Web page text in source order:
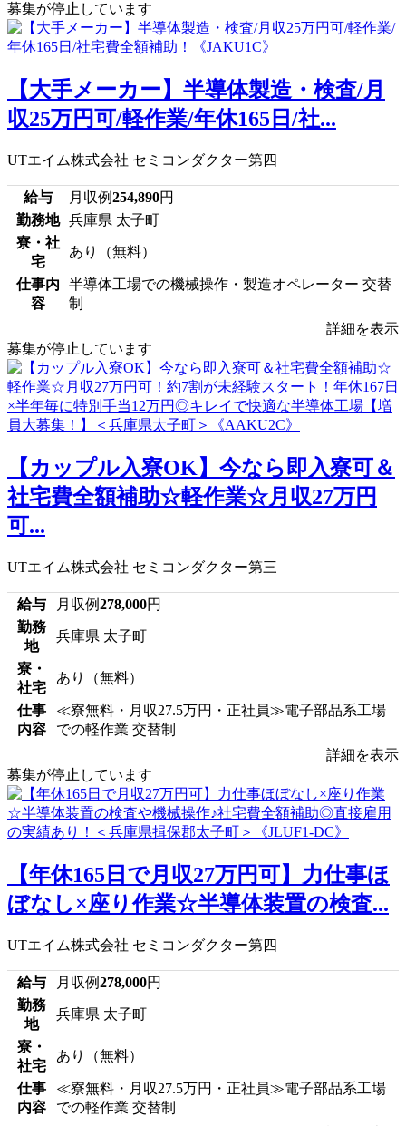
募集が停止しています
【大手メーカー】半導体製造・検査/月
収25万円可/軽作業/年休165日/社...
UTエイム株式会社 セミコンダクター第四
給与 月収例254,890円
勤務地
兵庫県 太子町
寮・社
宅
あり（無料）
仕事内
容
半導体工場での機械操作・製造オペレーター 交替
制
詳細を表示
募集が停止しています
【カップル入寮OK】今なら即入寮可＆
社宅費全額補助☆軽作業☆月収27万円
可...
UTエイム株式会社 セミコンダクター第三
給与 月収例278,000円
勤務
地
兵庫県 太子町
寮・
社宅
あり（無料）
仕事
内容
≪寮無料・月収27.5万円・正社員≫電子部品系工場
での軽作業 交替制
詳細を表示
募集が停止しています
【年休165日で月収27万円可】力仕事ほ
ぼなし×座り作業☆半導体装置の検査...
UTエイム株式会社 セミコンダクター第四
給与 月収例278,000円
勤務
地
兵庫県 太子町
寮・
社宅
あり（無料）
仕事
内容
≪寮無料・月収27.5万円・正社員≫電子部品系工場
での軽作業 交替制